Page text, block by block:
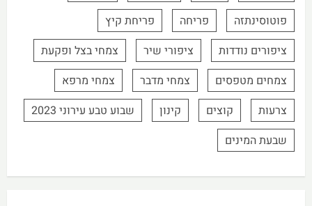
פוטוסינתזה
פריחה
פריחת קיץ
ציפורים נודדות
ציפורי שיר
צמחי בצל ופקעת
צמחים מטפסים
צמחי מדבר
צמחי מרפא
צרעות
קוצים קינון
שבוע טבע עירוני 2023
שבעת המינים